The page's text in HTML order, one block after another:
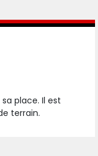
place. Il est
terrain.